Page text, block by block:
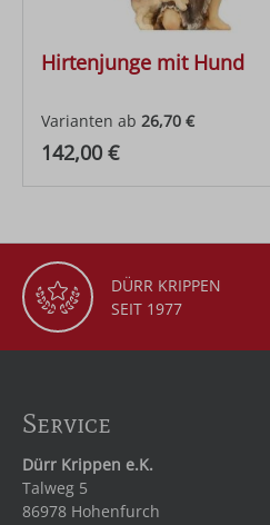
Hirtenjunge mit Hund
Varianten ab 26,70 €
Regulärer Preis:
142,00 €
DÜRR KRIPPEN
SEIT 1977
Service
Dürr Krippen e.K.
Talweg 5
86978 Hohenfurch